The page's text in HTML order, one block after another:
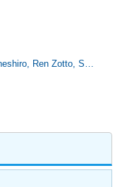
NijisanjiEN,彩虹社,Shu Yamino,Luca Kaneshiro, Ren Zotto, Sonny Brisko, NOVA, にじさんじ